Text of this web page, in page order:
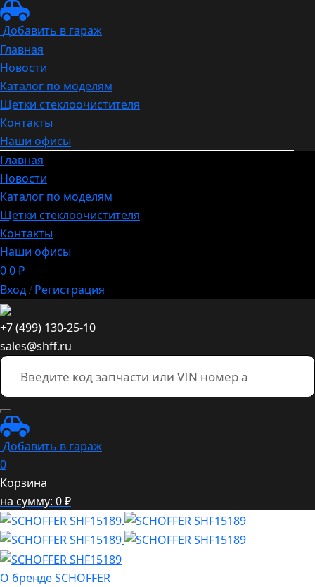
Добавить в гараж
Главная
Новости
Каталог по моделям
Щетки стеклоочистителя
Контакты
Наши офисы
Главная
Новости
Каталог по моделям
Щетки стеклоочистителя
Контакты
Наши офисы
00₽
Вход / Регистрация
+7 (499) 130-25-10
sales@shff.ru
Добавить в гараж
0
Корзина
на сумму: 0₽
О бренде SCHOFFER